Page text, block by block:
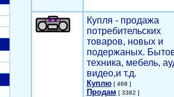
Купля - продажа
потребительских
товаров, новых и
подержаных.
техника, мебель,
видео,и т.д.
Куплю[ 468 ]
Продам [ 3382 ]